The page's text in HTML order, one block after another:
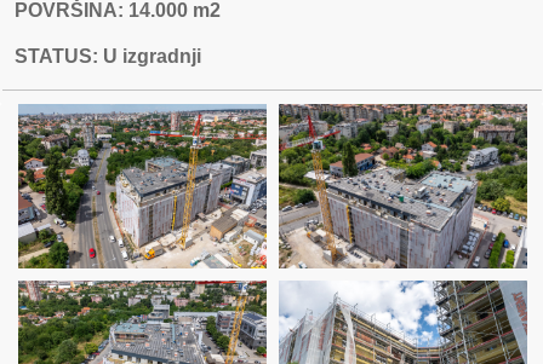
POVRŠINA: 14.000 m2
STATUS: U izgradnji